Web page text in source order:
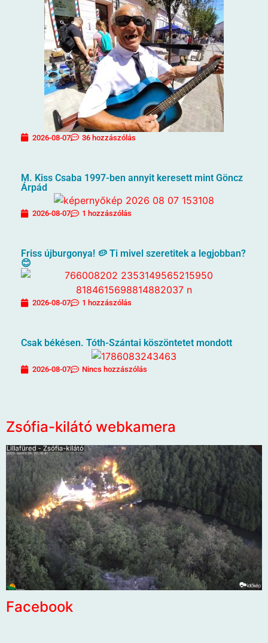
2026-08-07 36 hozzászólás
M. Kiss Csaba 1997-ben annyit keresett mint Göncz
Árpád
2026-08-07 1 hozzászólás
Friss újburgonya! 🥔 Ti mivel szeretitek a legjobban?
😊
2026-08-07 1 hozzászólás
Csak békésen. Tóth-Szántai köszöntetet mondott
2026-08-07 Nincs hozzászólás
Zsófia-kilátó webkamera
Facebook